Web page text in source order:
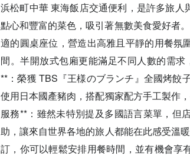
浜松町中華 東海飯店交通便利，是許多旅
點心和豐富的菜色，吸引著無數美食愛好者
適的圓桌座位，營造出高雅且平靜的用餐氛
間。半開放式包廂更能滿足不同人數的需
**：榮獲 TBS『王様のブランチ』全國烤餃
使用日本國產豬肉，搭配獨家配方手工製作
服務**：雖然未特別提及多國語言菜單，但
助，讓來自世界各地的旅人都能在此感受溫
訂，你可以輕鬆安排用餐時間，並有機會享